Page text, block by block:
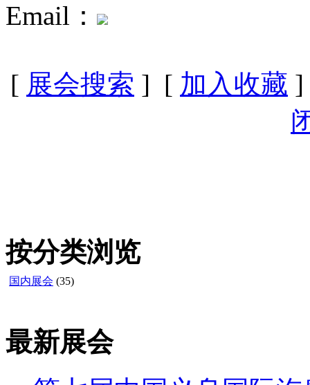
Email：
[ 展会搜索 ] [ 加入收藏
按分类浏览
国内展会 (35)
最新展会